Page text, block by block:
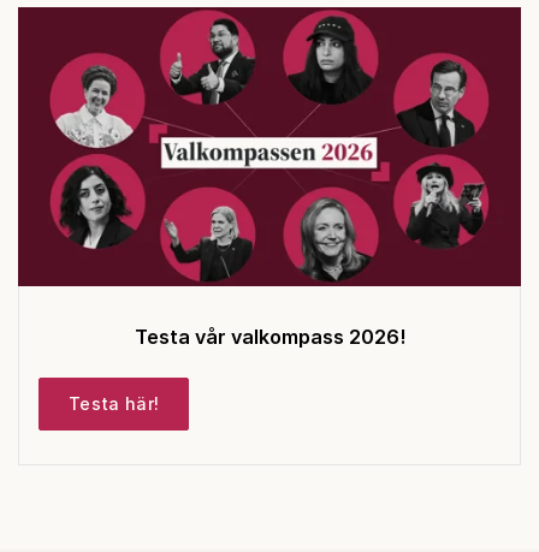
Testa vår valkompass 2026!
Testa här!